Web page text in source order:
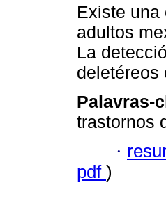
Existe una
adultos
La
deletéreos
Palavras-
trastornos
·
pdf )